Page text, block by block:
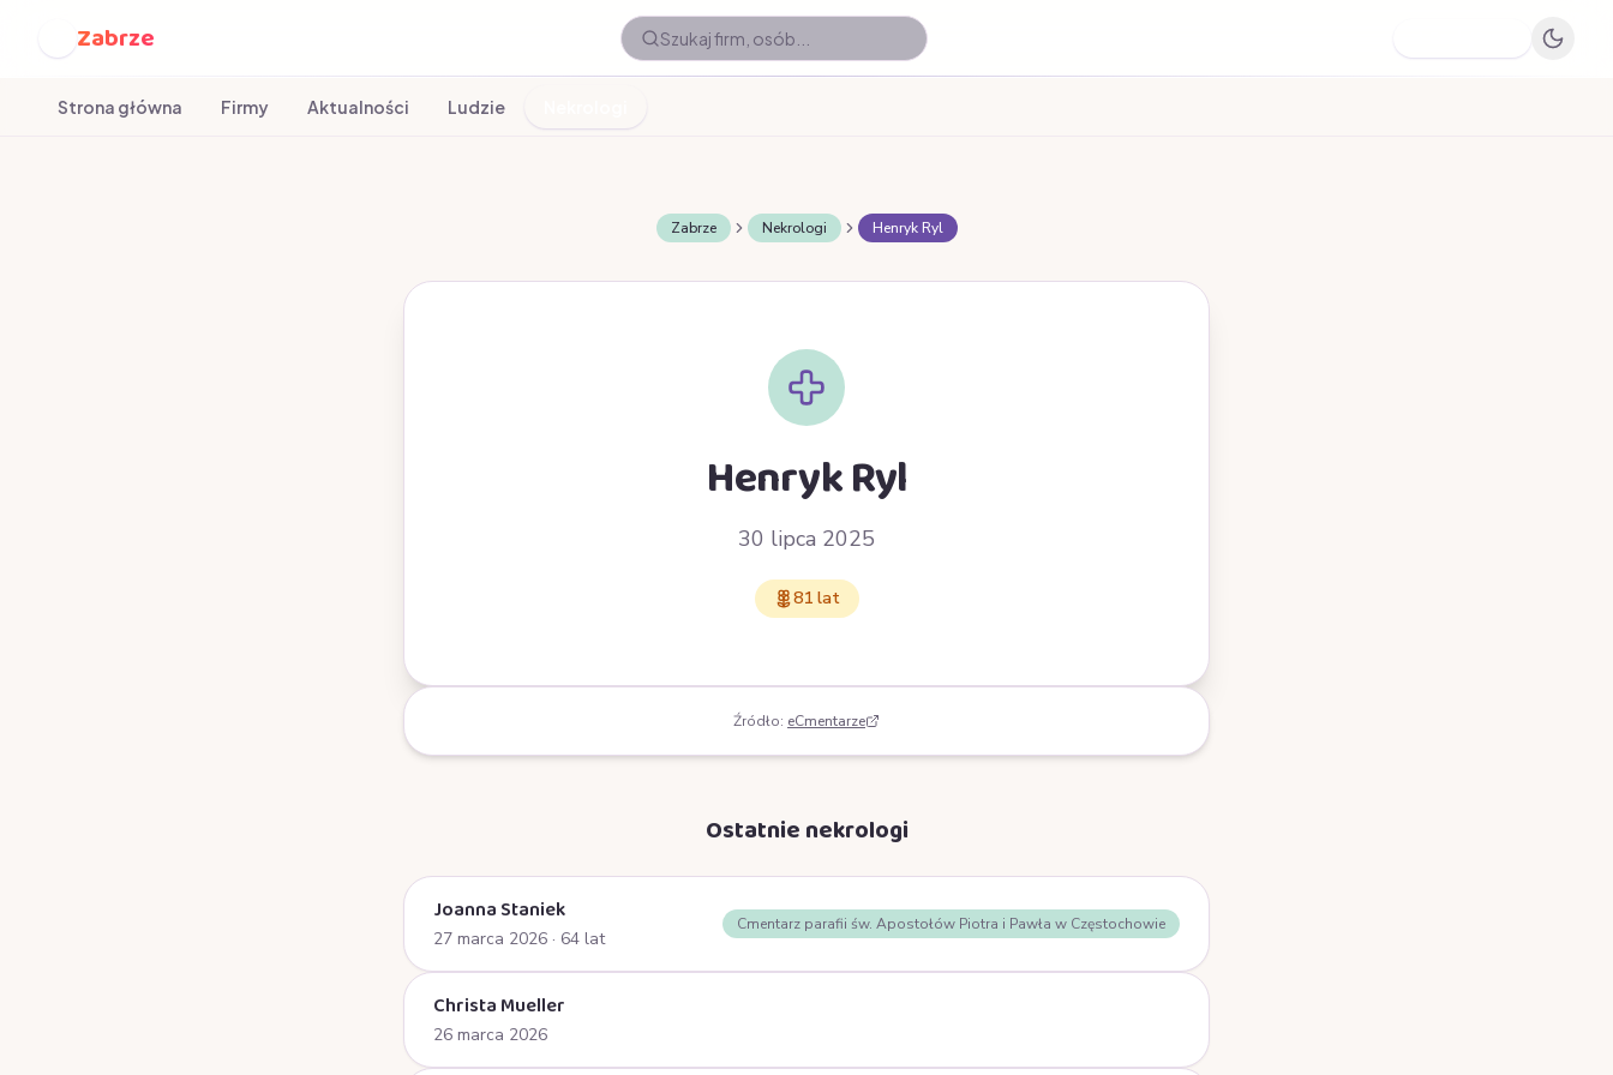
Zabrze
Strona główna Firmy Aktualności Ludzie
Zabrze Nekrologi Henryk Ryl
Henryk Ryl
30 lipca 2025
81 lat
Źródło: eCmentarze
Ostatnie nekrologi
Joanna Staniek
27 marca 2026 · 64 lat
Cmentarz parafii św. Apostołów Piotra i Pawła w Częstochowie
Christa Mueller
26 marca 2026